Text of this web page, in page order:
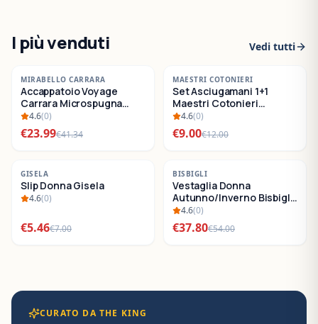
I più venduti Vedi tutti
-42%
SALDI
MIRABELLO CARRARA
Accappatoio Voyage
Carrara Microspugna
Cotone
4.6(0)
€23.99€41.34
-25%
SALDI
MAESTRI COTONIERI
Set Asciugamani 1+1
Maestri Cotonieri
Eternity Spugna di
Cotone
4.6(0)
€9.00€12.00
-22 %
SALDI
GISELA
Slip Donna Gisela
4.6(0)
€5.46€7.00
-30 %
SALDI
BISBIGLI
Vestaglia Donna
Autunno/Inverno Bisbigli
BO288632
4.6(0)
€37.80€54.00
CURATO DA THE KING